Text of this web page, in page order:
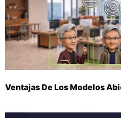
Ventajas De Los Modelos